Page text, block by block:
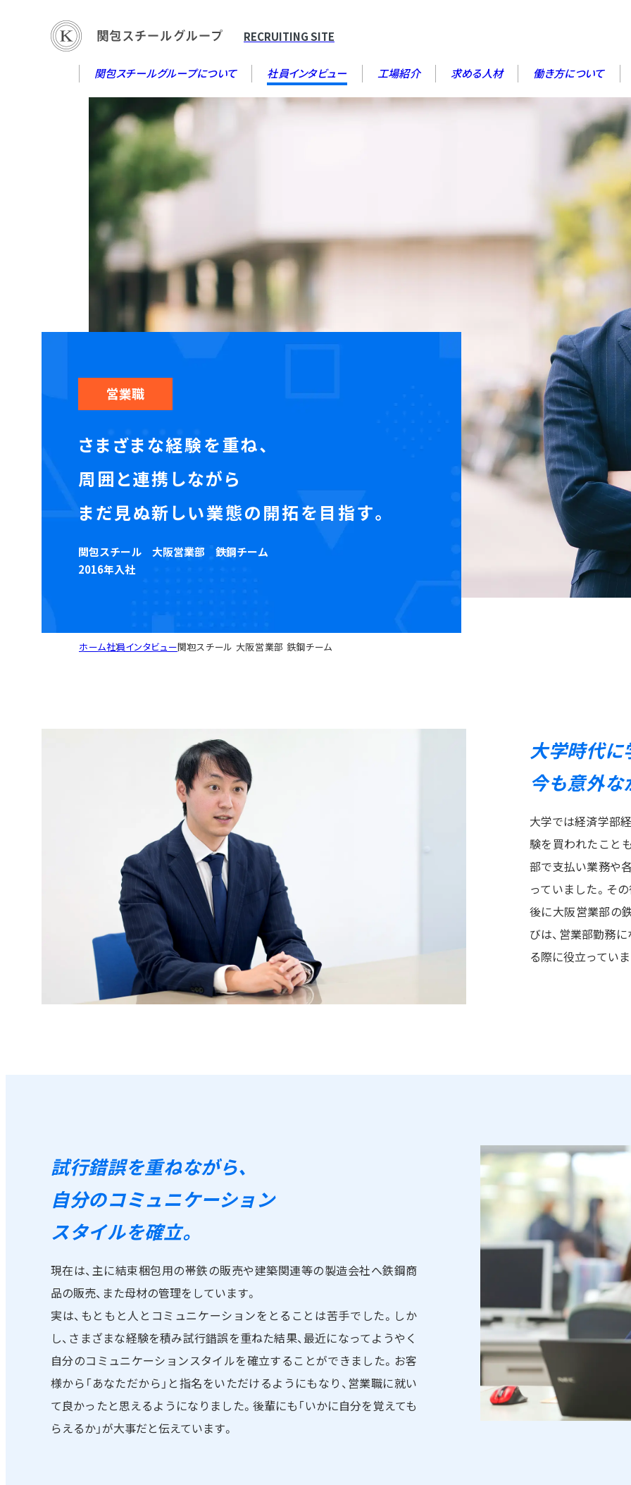
RECRUITING SITE
関包スチールグループについて 社員インタビュー 工場紹介 求める人材 働き方について
営業職
さまざまな経験を重ね、
周囲と連携しながら
まだ見ぬ新しい業態の開拓を目指す。
関包スチール大阪営業部 鉄鋼チーム
2016年入社
ホーム社員インタビュー関包スチール 大阪営業部 鉄鋼チーム
大学時代に
今も意外
大学では経済学部
験を買われたこと
部で支払い業務や
っていました。そ
後に大阪営業部の
びは、営業部勤務
る際に役立ってい
試行錯誤を重ねながら、
自分のコミュニケーション
スタイルを確立。
現在は、主に結束梱包用の帯鉄の販売や建築関連等の製造会社へ鉄鋼商
品の販売、また母材の管理をしています。
実は、もともと人とコミュニケーションをとることは苦手でした。しか
し、さまざまな経験を積み試行錯誤を重ねた結果、最近になってようやく
自分のコミュニケーションスタイルを確立することができました。お客
様から「あなただから」と指名をいただけるようにもなり、営業職に就い
て良かったと思えるようになりました。後輩にも「いかに自分を覚えても
らえるか」が大事だと伝えています。